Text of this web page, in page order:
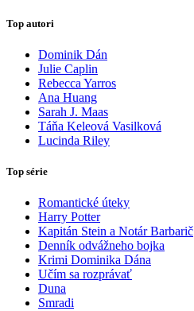
Top autori
Dominik Dán
Julie Caplin
Rebecca Yarros
Ana Huang
Sarah J. Maas
Táňa Keleová Vasilková
Lucinda Riley
Top série
Romantické úteky
Harry Potter
Kapitán Stein a Notár Barbarič
Denník odvážneho bojka
Krimi Dominika Dána
Učím sa rozprávať
Duna
Smradi